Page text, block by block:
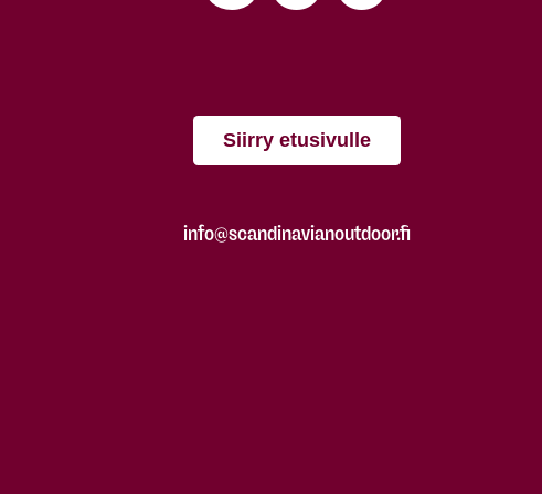
Siirry etusivulle
info@scandinavianoutdoor.fi